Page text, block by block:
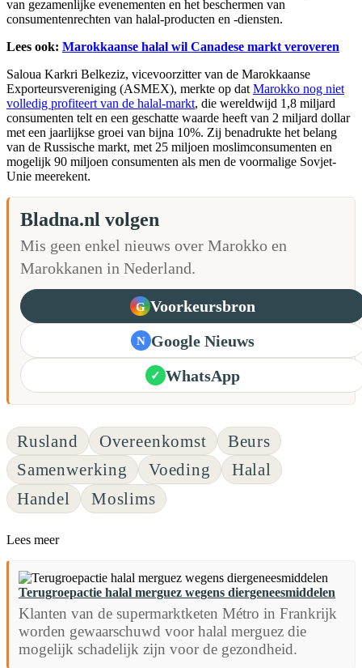
van gezamenlijke evenementen en het beschermen van
consumentenrechten van halal-producten en -diensten.
Lees ook: Marokkaanse halal wil Canadese markt veroveren
Saloua Karkri Belkeziz, vicevoorzitter van de Marokkaanse
Exporteursvereniging (ASMEX), merkte op dat Marokko nog niet
volledig profiteert van de halal-markt, die wereldwijd 1,8 miljard
consumenten telt en een geschatte waarde heeft van 2 miljard dollar
met een jaarlijkse groei van bijna 10%. Zij benadrukte het belang
van de Russische markt, met 25 miljoen moslimconsumenten en
mogelijk 90 miljoen consumenten als men de voormalige Sovjet-
Unie meerekent.
Bladna.nl volgen
Mis geen enkel nieuws over Marokko en
Marokkanen in Nederland.
G Voorkeursbron
N Google Nieuws
✓ WhatsApp
Rusland Overeenkomst
Beurs
Samenwerking
Voeding
Halal
Handel
Moslims
Lees meer
Terugroepactie halal merguez wegens diergeneesmiddelen
Klanten van de supermarktketen Métro in Frankrijk
worden gewaarschuwd voor halal merguez die
mogelijk schadelijk zijn voor de gezondheid.